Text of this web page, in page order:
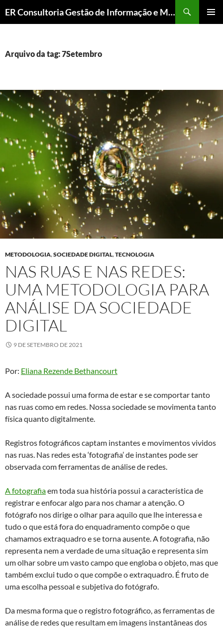
ER Consultoria Gestão de Informação e Memória Institucional
CONTEÚDO
Arquivo da tag: 7Setembro
METODOLOGIA,SOCIEDADE DIGITAL,TECNOLOGIA
NAS RUAS E NAS REDES:
UMA METODOLOGIA PARA
ANÁLISE DA SOCIEDADE
DIGITAL
9 DE SETEMBRO DE 2021
Por: Eliana Rezende Bethancourt
A sociedade possui uma forma de estar e se comportar tanto
nas ruas como em redes. Nossa sociedade se movimenta tanto
física quanto digitalmente.
Registros fotográficos captam instantes e movimentos vividos
nas ruas. Nas redes esta ‘fotografia’ de instantes pode ser
observada com ferramentas de análise de redes.
A fotografiaem toda sua história possui a característica de
registrar e enfocar algo para nos chamar a atenção. O
fotógrafo nos dirige o olhar para aquilo que lhe interessa e
tudo o que está fora do enquadramento compõe o que
chamamos extraquadro e se torna ausente. A fotografia, não
representa nem a verdade de uma situação e representa sim
um olhar sobre um vasto campo que engloba o objeto, mas que
também exclui tudo o que compõe o extraquadro. É fruto de
uma escolha pessoal e subjetiva do fotógrafo.
Da mesma forma que o registro fotográfico, as ferramentas de
análise de redes que resultam em imagens instantâneas dos